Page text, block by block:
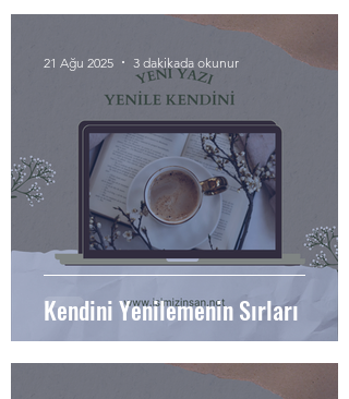
Kendini Yenilemenin Sırları
21 Ağu 2025 3 dakikada okunur